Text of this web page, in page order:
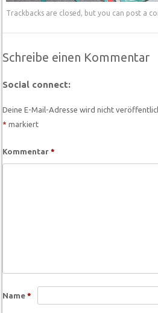
Trackbacks are closed, but you can post a
Schreibe einen Kommentar
Social connect:
Deine E-Mail-Adresse wird nicht
* markiert
Kommentar*
Name*